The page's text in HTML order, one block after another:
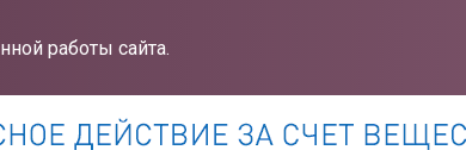
работы сайта.